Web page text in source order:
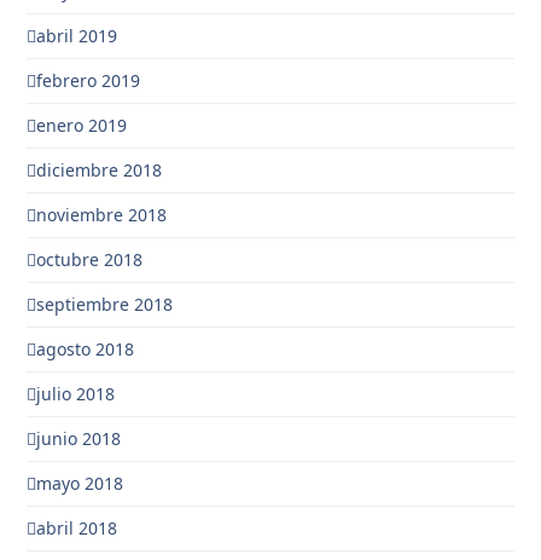
abril 2019
febrero 2019
enero 2019
diciembre 2018
noviembre 2018
octubre 2018
septiembre 2018
agosto 2018
julio 2018
junio 2018
mayo 2018
abril 2018